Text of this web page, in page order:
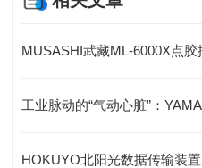
HOKUYO北阳光数据传输装